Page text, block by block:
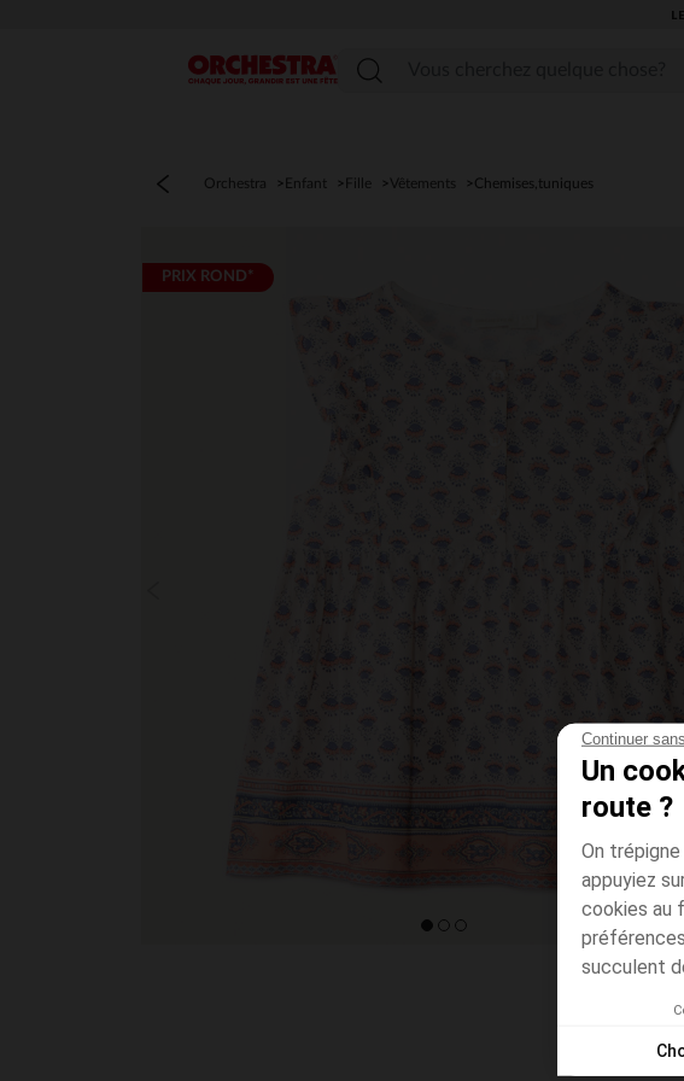
Continuer
Un
route ?
On
appuyiez
cookies au
succulent
Menu
Orchestra Enfant Fille Vêtements Chemises,tuniques
PRIX ROND*